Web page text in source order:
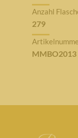
Anzahl
279
MMBO2013